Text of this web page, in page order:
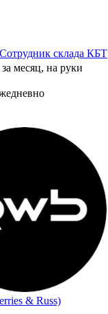
склада КБТ
за месяц, на руки
& Russ)